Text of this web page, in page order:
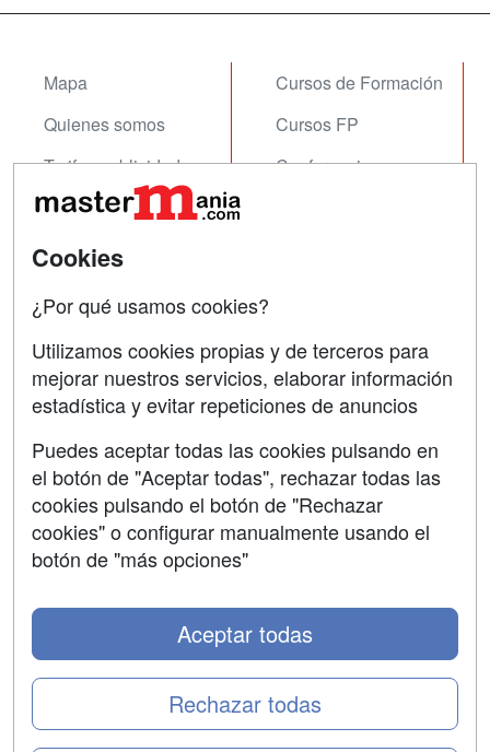
Mapa
Quienes somos
Tarifas publicidad
Acceso Usuarios
Acceso Centros
Cursos de Formación
Cursos FP
Conferencias
Contactar
Confidencialidad
Aviso legal
Copyleft
Cookies
¿Por qué usamos cookies?
Utilizamos cookies propias y de terceros para
mejorar nuestros servicios, elaborar información
estadística y evitar repeticiones de anuncios
Puedes aceptar todas las cookies pulsando en
el botón de "Aceptar todas", rechazar todas las
cookies pulsando el botón de "Rechazar
cookies" o configurar manualmente usando el
botón de "más opciones"
Rechazar todas
Aceptar todas